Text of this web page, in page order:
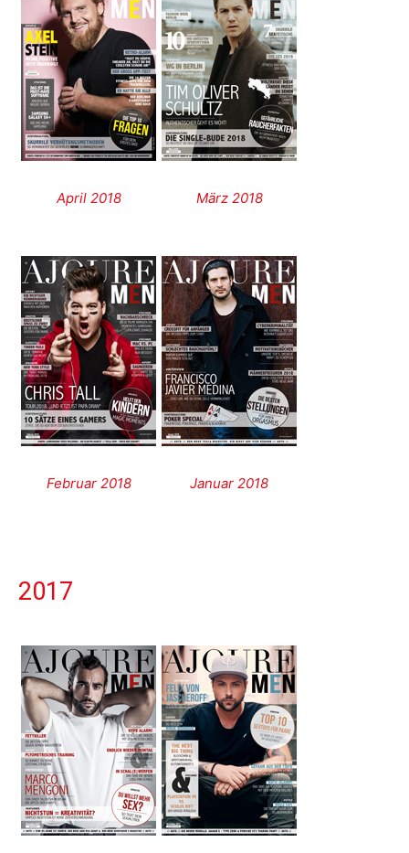
April 2018 März 2018
Februar 2018 Januar 2018
2017